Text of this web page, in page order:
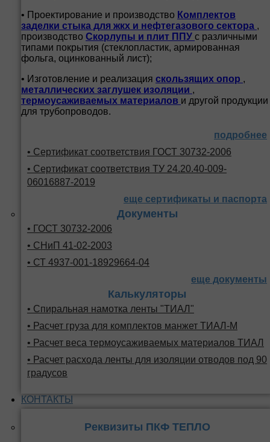
• Проектирование и производство Комплектов
заделки стыка для жкх и нефтегазового сектора ,
производство Скорлупы и плит ППУ с различными
типами покрытия (стеклопластик, армированная
фольга, оцинкованный лист);
• Изготовление и реализация скользящих опор ,
металлических заглушек изоляции ,
термоусаживаемых материалов и другой продукции
для трубопроводов.
подробнее
• Сертификат соответствия ГОСТ 30732-2006
• Сертификат соответствия ТУ 24.20.40-009-
06016887-2019
еще сертификаты и паспорта
Документы
• ГОСТ 30732-2006
• СНиП 41-02-2003
• СТ 4937-001-18929664-04
еще документы
Калькуляторы
• Спиральная намотка ленты "ТИАЛ"
• Расчет груза для комплектов манжет ТИАЛ-М
• Расчет веса термоусаживаемых материалов ТИАЛ
• Расчет расхода ленты для изоляции отводов под 90
градусов
КОНТАКТЫ
Реквизиты ПКФ ТЕПЛО